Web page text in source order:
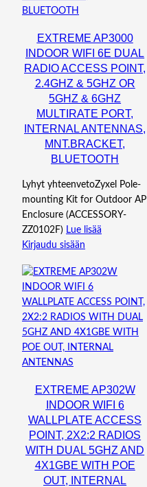
EXTREME AP3000
INDOOR WIFI 6E DUAL
RADIO ACCESS POINT,
2.4GHZ & 5GHZ OR
5GHZ & 6GHZ
MULTIRATE PORT,
INTERNAL ANTENNAS,
MNT.BRACKET,
BLUETOOTH
Lyhyt yhteenvetoZyxel Pole-
mounting Kit for Outdoor AP
Enclosure (ACCESSORY-
ZZ0102F) Lue lisää
Kirjaudu sisään
EXTREME AP302W
INDOOR WIFI 6
WALLPLATE ACCESS
POINT, 2X2:2 RADIOS
WITH DUAL 5GHZ AND
4X1GBE WITH POE
OUT, INTERNAL